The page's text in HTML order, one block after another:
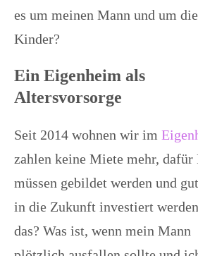
es um meinen Mann und um
Kinder?
Ein Eigenheim als
Altersvorsorge
Seit 2014 wohnen wir im
zahlen keine Miete mehr, dafür
müssen gebildet werden und gut
in die Zukunft investiert
das? Was ist, wenn mein Mann